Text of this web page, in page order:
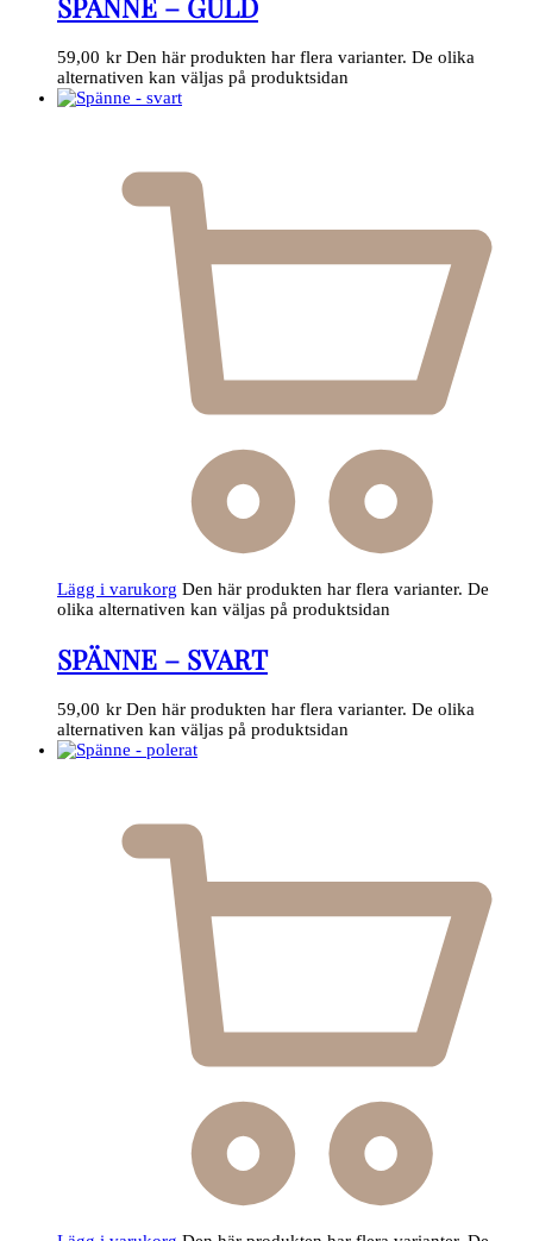
59,00 kr Den här produkten har flera varianter. De olika
alternativen kan väljas på produktsidan
Lägg i varukorg Den här produkten har flera varianter. De
olika alternativen kan väljas på produktsidan
SPÄNNE – SVART
59,00 kr Den här produkten har flera varianter. De olika
alternativen kan väljas på produktsidan